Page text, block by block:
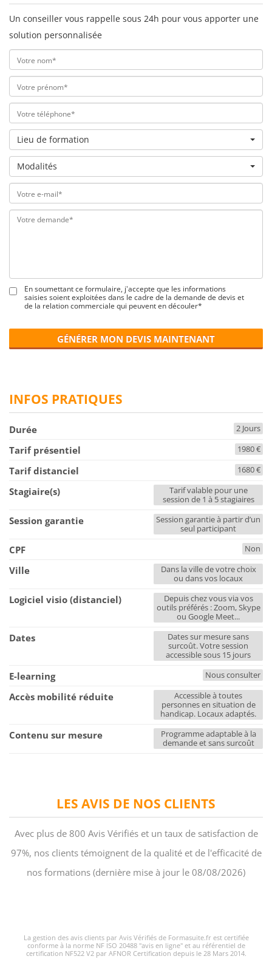
LES AVIS DE NOS CLIENTS
Avec plus de 800 Avis Vérifiés et un taux de satisfaction de
97%, nos clients témoignent de la qualité et de l'efficacité de
nos formations (dernière mise à jour le 08/08/2026)
La gestion des avis clients par Avis Vérifiés de Formasuite.fr est certifiée
conforme à la norme NF ISO 20488 "avis en ligne" et au référentiel de
certification NF522 V2 par AFNOR Certification depuis le 28 Mars 2014.
Un conseiller vous rappelle sous 24h pour vous apporter une
solution personnalisée
Lieu de formation
Modalités
En soumettant ce formulaire, j'accepte que les informations
saisies soient exploitées dans le cadre de la demande de devis et
de la relation commerciale qui peuvent en découler*
GÉNÉRER MON DEVIS MAINTENANT
INFOS PRATIQUES
Durée 2 Jours
Tarif présentiel 1980 €
Tarif distanciel 1680 €
Stagiaire(s)
Tarif valable pour une
session de 1 à 5 stagiaires
Session garantie
Session garantie à partir d’un
seul participant
CPF Non
Ville
Dans la ville de votre choix
ou dans vos locaux
Logiciel visio (distanciel)
Depuis chez vous via vos
outils préférés : Zoom, Skype
ou Google Meet...
Dates
Dates sur mesure sans
surcoût. Votre session
accessible sous 15 jours
E-learning Nous consulter
Accès mobilité réduite
Accessible à toutes
personnes en situation de
handicap. Locaux adaptés.
Contenu sur mesure
Programme adaptable à la
demande et sans surcoût